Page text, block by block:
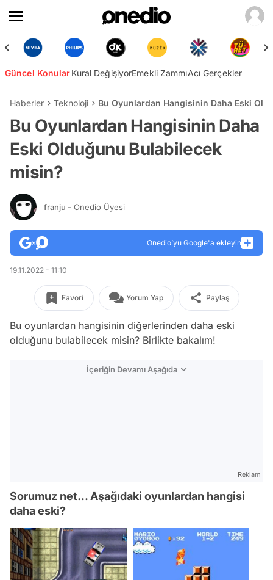
Güncel KonularKural DeğişiyorEmekli ZammıAcı Gerçekler
Haberler Teknoloji Bu Oyunlardan Hangisinin Daha Eski
Bu Oyunlardan Hangisinin Daha
Eski Olduğunu Bulabilecek
misin?
franju - Onedio Üyesi
Onedio’yu Google'a ekleyin
19.11.2022 - 11:10
Favori Yorum Yap Paylaş
Bu oyunlardan hangisinin diğerlerinden daha eski
olduğunu bulabilecek misin? Birlikte bakalım!
İçeriğin Devamı Aşağıda
Reklam
Sorumuz net... Aşağıdaki oyunlardan hangisi
daha eski?